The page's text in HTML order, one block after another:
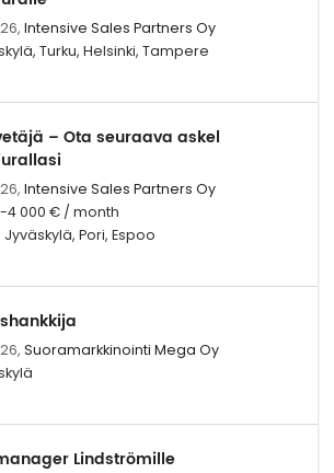
Intensive Sales Partners Oy
Turku, Helsinki, Tampere
– Ota seuraava askel
Intensive Sales Partners Oy
4 000 € / month
Jyväskylä, Pori, Espoo
Suoramarkkinointi Mega Oy
Lindströmille